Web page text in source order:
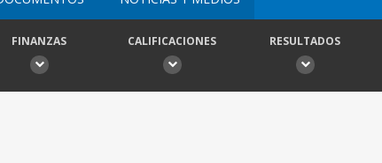
FINANZAS CALIFICACIONES RESULTADOS